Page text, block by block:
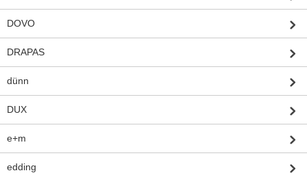
DOVO
DRAPAS
dünn
DUX
e+m
edding